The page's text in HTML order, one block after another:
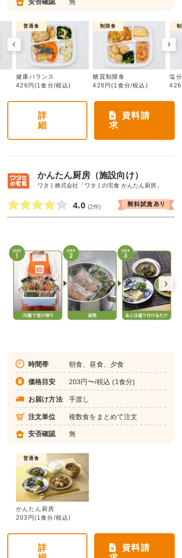
安否確認 無
普通食
健康バランス
426円(1食分/税込)
制限食
糖質制限食
426円(1食分/税込)
塩
詳
細
資料請
求
かんたん厨房（施設向け）
ワタミ株式会社「ワタミの宅食 かんたん厨房」
4.0 (2件)
時間帯 朝食、昼食、夕食
価格目安 203円〜/税込 (1食分)
お届け方法 手渡し
注文単位 複数食をまとめて注文
安否確認 無
普通食
かんたん厨房
203円(1食分/税込)
詳
資料請